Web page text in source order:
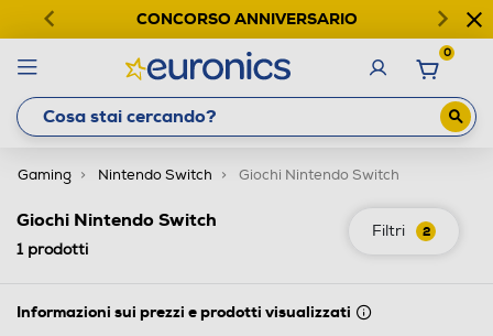
CONCORSO ANNIVERSARIO
0
Gaming Nintendo Switch Giochi Nintendo Switch
Filtri 2
Giochi Nintendo Switch
1prodotti
Informazioni sui prezzi e prodotti visualizzati